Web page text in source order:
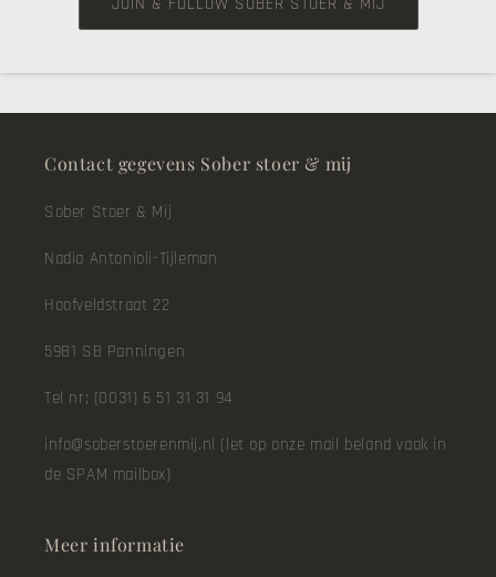
Contact gegevens Sober stoer & mij
Sober Stoer & Mij
Nadia Antonioli-Tijleman
Hoofveldstraat 22
5981 SB Panningen
Tel nr; (0031) 6 51 31 31 94
info@soberstoerenmij.nl (let op onze mail beland vaak in
de SPAM mailbox)
Meer informatie